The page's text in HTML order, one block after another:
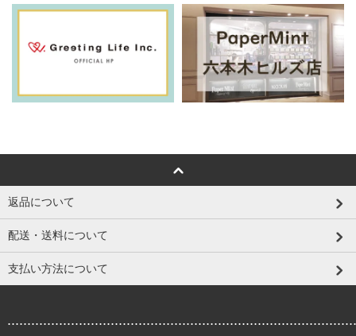
返品について
配送・送料について
支払い方法について